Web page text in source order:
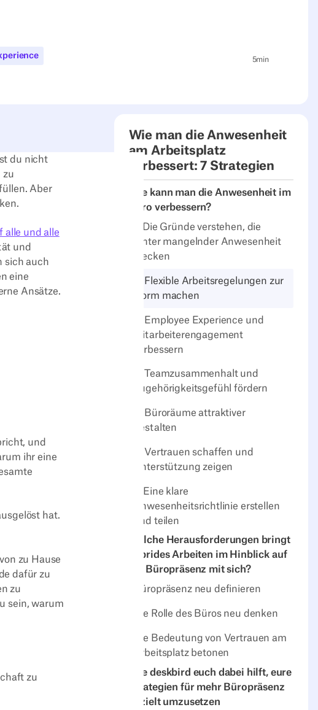
5min
Wie man die Anwesenheit
am Arbeitsplatz
verbessert: 7 Strategien
Wie kann man die Anwesenheit im
Büro verbessern?
1. Die Gründe verstehen, die
hinter mangelnder Anwesenheit
stecken
2. Flexible Arbeitsregelungen zur
Norm machen
3. Employee Experience und
Mitarbeiterengagement
verbessern
4. Teamzusammenhalt und
Zugehörigkeitsgefühl fördern
5. Büroräume attraktiver
gestalten
6. Vertrauen schaffen und
Unterstützung zeigen
7. Eine klare
Anwesenheitsrichtlinie erstellen
und teilen
Welche Herausforderungen bringt
hybrides Arbeiten im Hinblick auf
die Büropräsenz mit sich?
Büropräsenz neu definieren
Die Rolle des Büros neu denken
Die Bedeutung von Vertrauen am
Arbeitsplatz betonen
Wie deskbird euch dabei hilft, eure
Strategien für mehr Büropräsenz
gezielt umzusetzen
du nicht
zu
Aber
alle und alle
und
sich auch
eine
Ansätze.
und
ihr eine
hat.
zu Hause
dafür zu
zu
sein, warum
zu